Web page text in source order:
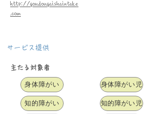
http://goudougaishaintake
.com
サービス提供
主たる対象者
身体障がい
知的障がい
身体障がい児
知的障がい児